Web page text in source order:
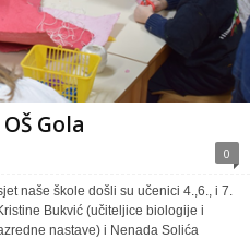
Gola
0
naše škole došli su učenici 4.,6., i 7.
Bukvić (učiteljice biologije i
nastave) i Nenada Solića